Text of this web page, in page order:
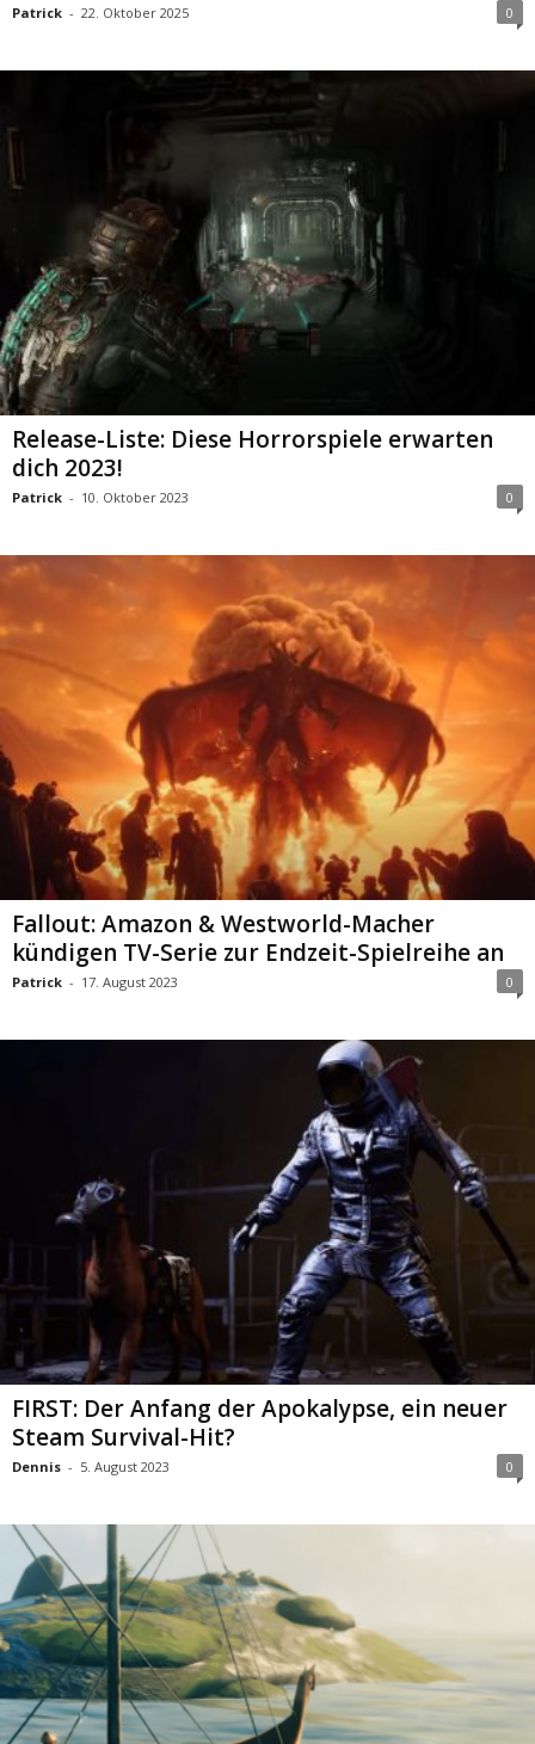
Patrick - 22. Oktober 2025 0
Release-Liste: Diese Horrorspiele erwarten
dich 2023!
Patrick - 10. Oktober 2023 0
Fallout: Amazon & Westworld-Macher
kündigen TV-Serie zur Endzeit-Spielreihe an
Patrick - 17. August 2023 0
FIRST: Der Anfang der Apokalypse, ein neuer
Steam Survival-Hit?
Dennis - 5. August 2023 0